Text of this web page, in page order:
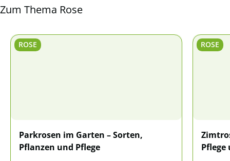
Zum Thema Rose
ROSE
Parkrosen im Garten – Sorten,
Pflanzen und Pflege
ROSE
Pflege